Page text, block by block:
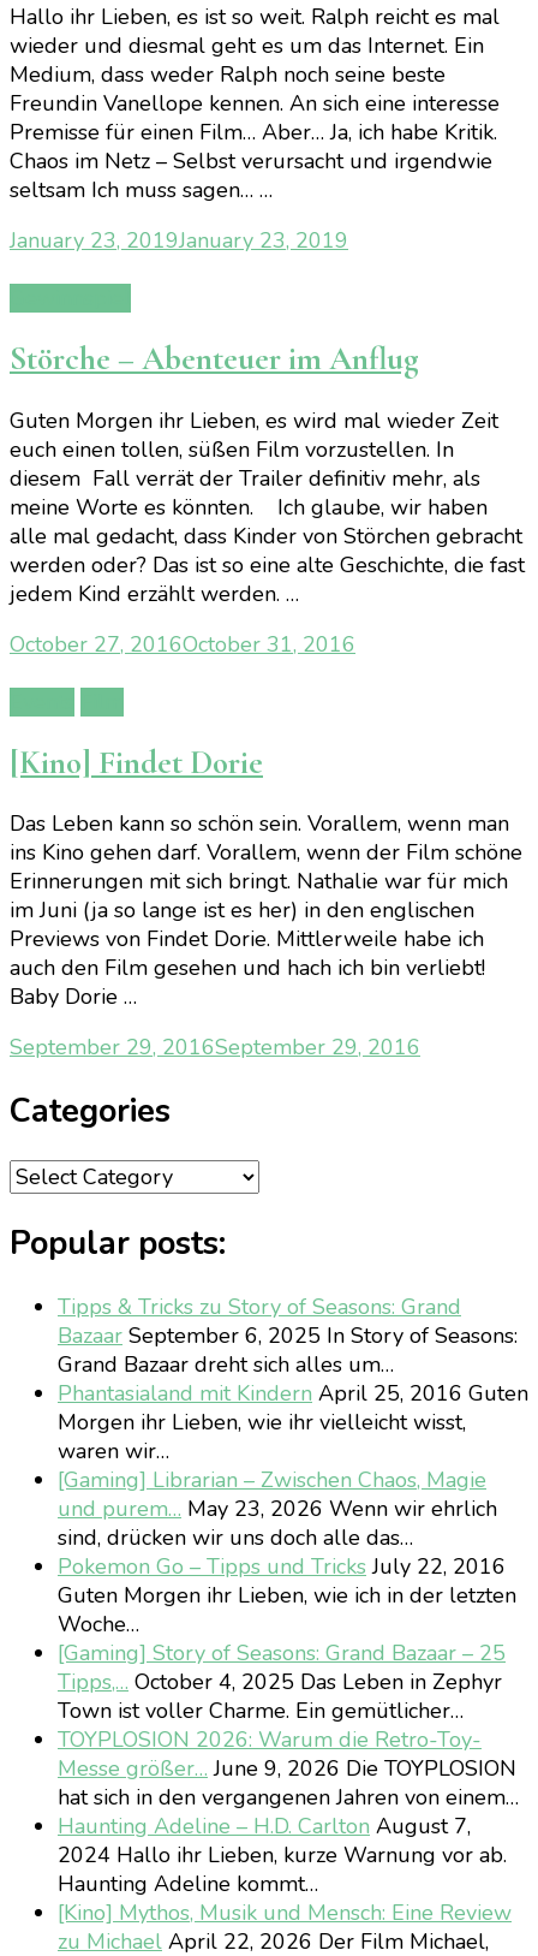
Hallo ihr Lieben, es ist so weit. Ralph reicht es mal
wieder und diesmal geht es um das Internet. Ein
Medium, dass weder Ralph noch seine beste
Freundin Vanellope kennen. An sich eine interesse
Premisse für einen Film… Aber… Ja, ich habe Kritik.
Chaos im Netz – Selbst verursacht und irgendwie
seltsam Ich muss sagen… …
January 23, 2019January 23, 2019
Störche – Abenteuer im Anflug
Guten Morgen ihr Lieben, es wird mal wieder Zeit
euch einen tollen, süßen Film vorzustellen. In
diesem Fall verrät der Trailer definitiv mehr, als
meine Worte es könnten. Ich glaube, wir haben
alle mal gedacht, dass Kinder von Störchen gebracht
werden oder? Das ist so eine alte Geschichte, die fast
jedem Kind erzählt werden. …
October 27, 2016October 31, 2016
[Kino] Findet Dorie
Das Leben kann so schön sein. Vorallem, wenn man
ins Kino gehen darf. Vorallem, wenn der Film schöne
Erinnerungen mit sich bringt. Nathalie war für mich
im Juni (ja so lange ist es her) in den englischen
Previews von Findet Dorie. Mittlerweile habe ich
auch den Film gesehen und hach ich bin verliebt!
Baby Dorie …
September 29, 2016September 29, 2016
Categories
Categories
Popular posts:
Tipps & Tricks zu Story of Seasons: Grand
Bazaar September 6, 2025 In Story of Seasons:
Grand Bazaar dreht sich alles um…
Phantasialand mit Kindern April 25, 2016 Guten
Morgen ihr Lieben, wie ihr vielleicht wisst,
waren wir…
[Gaming] Librarian – Zwischen Chaos, Magie
und purem… May 23, 2026 Wenn wir ehrlich
sind, drücken wir uns doch alle das…
Pokemon Go – Tipps und TricksJuly 22, 2016
Guten Morgen ihr Lieben, wie ich in der letzten
Woche…
[Gaming] Story of Seasons: Grand Bazaar – 25
Tipps,… October 4, 2025 Das Leben in Zephyr
Town ist voller Charme. Ein gemütlicher…
TOYPLOSION 2026: Warum die Retro-Toy-
Messe größer… June 9, 2026 Die TOYPLOSION
hat sich in den vergangenen Jahren von einem…
Haunting Adeline – H.D. Carlton August 7,
2024 Hallo ihr Lieben, kurze Warnung vor ab.
Haunting Adeline kommt…
[Kino] Mythos, Musik und Mensch: Eine Review
zu Michael April 22, 2026 Der Film Michael,